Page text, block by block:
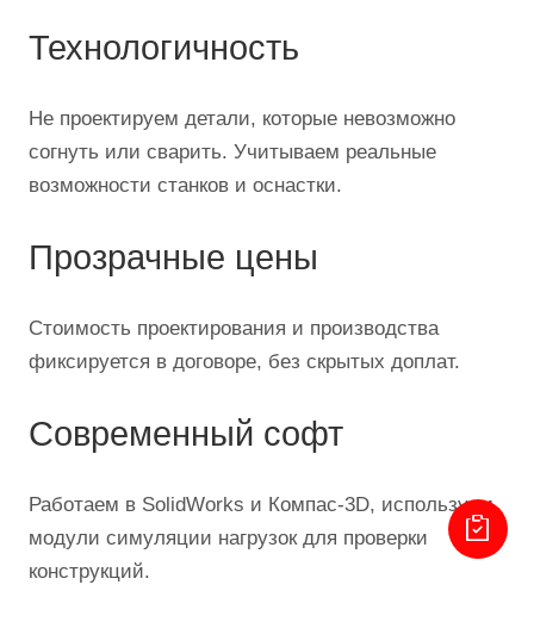
Технологичность
Не проектируем детали, которые невозможно
согнуть или сварить. Учитываем реальные
возможности станков и оснастки.
Прозрачные цены
Стоимость проектирования и производства
фиксируется в договоре, без скрытых доплат.
Современный софт
Работаем в SolidWorks и Компас‑3D, используем
модули симуляции нагрузок для проверки
конструкций.